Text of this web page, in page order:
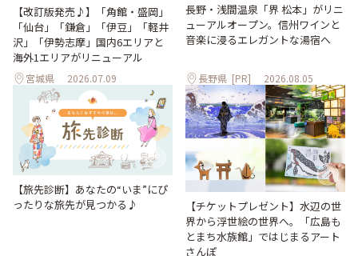
【改訂版発売♪】「角館・盛岡」
「仙台」「鎌倉」「伊豆」「軽井
沢」「伊勢志摩」国内6エリアと
海外1エリアがリニューアル
宮城県 2026.07.09
長野・浅間温泉「界 松本」がリニ
ューアルオープン。信州ワインと
音楽に浸るエレガントな湯宿へ
長野県 [PR] 2026.08.05
【旅先診断】あなたの“いま”にぴ
ったりな旅先が見つかる♪
【チケットプレゼント】水辺の世
界から浮世絵の世界へ。「広島も
とまち水族館」ではじまるアート
さんぽ